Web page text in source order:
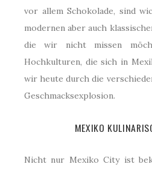
vor allem Schokolade, sind
modernen aber auch
die wir nicht missen
Hochkulturen, die sich in
wir heute durch die
Geschmacksexplosion.
MEXIKO
Nicht nur Mexiko City ist